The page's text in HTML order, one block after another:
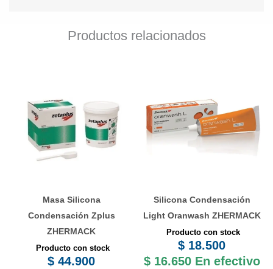
Productos relacionados
Masa Silicona
Condensación Zplus
ZHERMACK
Producto con stock
$ 44.900
Silicona Condensación
Light Oranwash ZHERMACK
Producto con stock
$ 18.500
$16.650 En efectivo